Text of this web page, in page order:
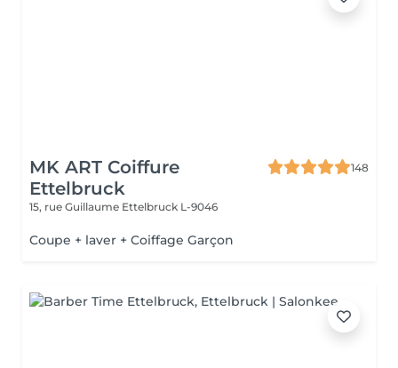
MK ART Coiffure
Ettelbruck
148
15, rue Guillaume Ettelbruck L-9046
Coupe + laver + Coiffage Garçon